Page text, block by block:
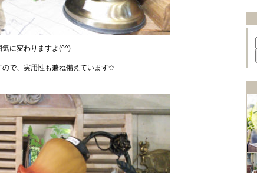
気に変わりますよ(^^)
で、実用性も兼ね備えています✩